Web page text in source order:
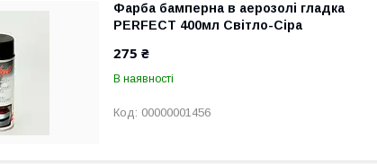
Фарба бамперна в аерозолі гладка
PERFECT 400мл Світло-Сіра
275 ₴
В наявності
00000001456